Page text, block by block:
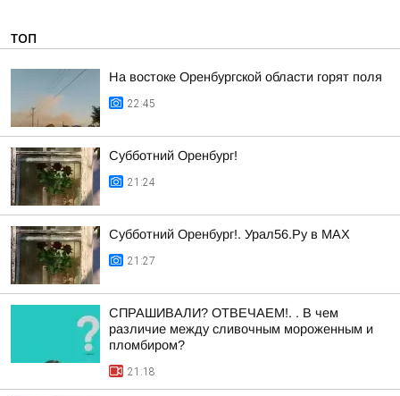
ТОП
На востоке Оренбургской области горят поля
22:45
Субботний Оренбург!
21:24
Субботний Оренбург!. Урал56.Ру в МАХ
21:27
СПРАШИВАЛИ? ОТВЕЧАЕМ!. . В чем
различие между сливочным мороженным и
пломбиром?
21:18